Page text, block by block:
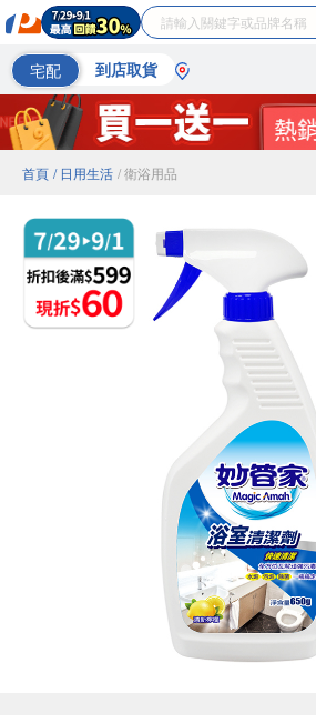
宅配 到店取貨
首頁 / 日用生活 / 衛浴用品